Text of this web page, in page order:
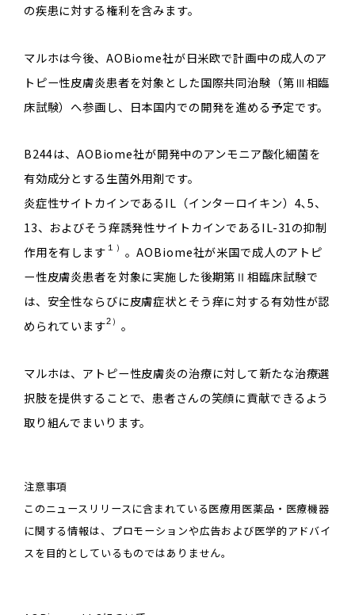
の疾患に対する権利を含みます。
マルホは今後、AOBiome社が日米欧で計画中の成人のア
トピー性皮膚炎患者を対象とした国際共同治験（第Ⅲ相臨
床試験）へ参画し、日本国内での開発を進める予定です。
B244は、AOBiome社が開発中のアンモニア酸化細菌を
有効成分とする生菌外用剤です。
炎症性サイトカインであるIL（インターロイキン）4､5、
13、およびそう痒誘発性サイトカインであるIL-31の抑制
作用を有します １） 。AOBiome社が米国で成人のアトピ
ー性皮膚炎患者を対象に実施した後期第Ⅱ相臨床試験で
は、安全性ならびに皮膚症状とそう痒に対する有効性が認
められています2） 。
マルホは、アトピー性皮膚炎の治療に対して新たな治療選
択肢を提供することで、患者さんの笑顔に貢献できるよう
取り組んでまいります。
注意事項
このニュースリリースに含まれている医療用医薬品・医療機器
に関する情報は、プロモーションや広告および医学的アドバイ
スを目的としているものではありません。